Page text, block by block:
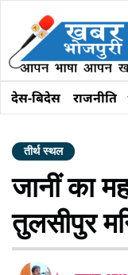
देस-बिदेस राजनीति
तीर्थ स्थल
जानीं का
तुलसीपुर